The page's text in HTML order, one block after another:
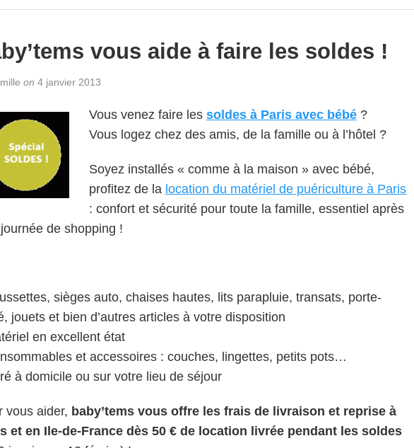
vous aide à faire les soldes !
on 4 janvier 2013
Vous venez faire les soldes à Paris avec bébé?
Vous logez chez des amis, de la famille ou à l’hôtel ?
Soyez installés « comme à la maison » avec bébé,
profitez de la location du matériel de puériculture à Paris
: confort et sécurité pour toute la famille, essentiel après
de shopping !
sièges auto, chaises hautes, lits parapluie, transats, porte-
jouets et bien d’autres articles à votre disposition
en excellent état
et accessoires : couches, lingettes, petits pots…
à domicile ou sur votre lieu de séjour
vous aider, baby’tems vous offre les frais de livraison et reprise à
et en Ile-de-France dès 50 € de location livrée pendant les soldes